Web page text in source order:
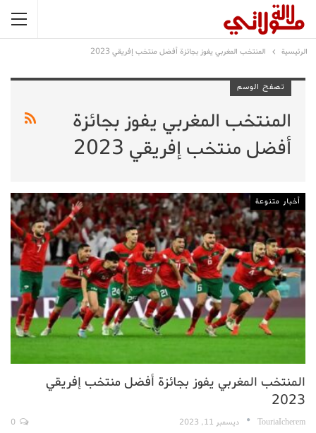
الرئيسية المنتخب المغربي يفوز بجائزة أفضل منتخب إفريقي 2023
تصفح الوسم
المنتخب المغربي يفوز بجائزة
أفضل منتخب إفريقي 2023
أخبار متنوعة
المنتخب المغربي يفوز بجائزة أفضل منتخب إفريقي
2023
TouriaIcherem ديسمبر 11, 2023